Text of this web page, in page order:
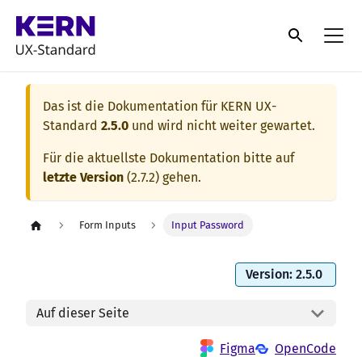
Das ist die Dokumentation für KERN UX-
Standard 2.5.0 und wird nicht weiter gewartet.
Für die aktuellste Dokumentation bitte auf
letzte Version (2.7.2) gehen.
Form Inputs Input Password
Version: 2.5.0
Auf dieser Seite
Figma OpenCode